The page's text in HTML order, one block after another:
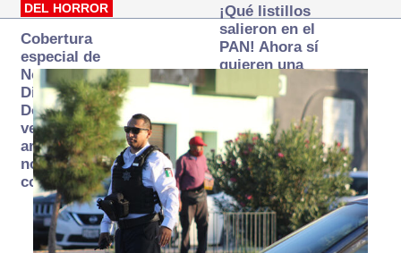
DEL HORROR
Cobertura
especial de
Norte
Digital:
Donde la
verdad
arde… pero
no se
consume
¡Qué listillos
salieron en el
PAN! Ahora sí
quieren una
autónoma… y
transexenal